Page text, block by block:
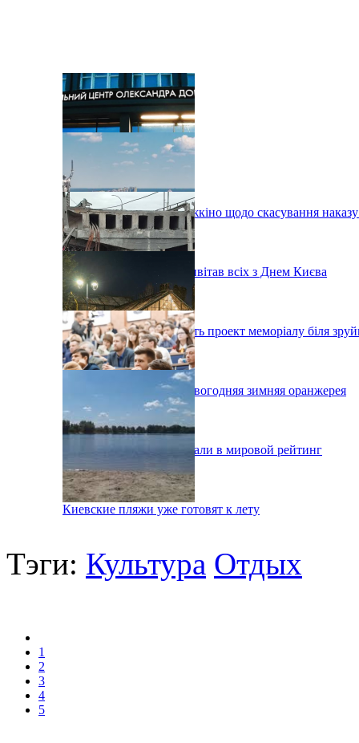
Рада звернулася до Держкіно щодо скасування
Мер Віталій Кличко привітав всіх з Днем Києва
Архітектори розробляють проект меморіалу біля
На ВДНХ открылась новогодняя зимняя оранжерея
Два киевских ВУЗа попали в мировой рейтинг
Киевские пляжи уже готовят к лету
Тэги: Культура Отдых
1
2
3
4
5